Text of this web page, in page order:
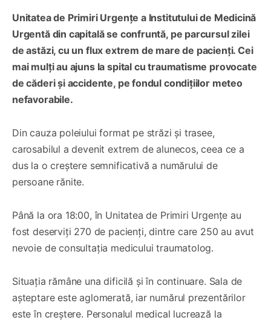
Unitatea de Primiri Urgențe a Institutului de Medicină
Urgentă din capitală se confruntă, pe parcursul zilei
de astăzi, cu un flux extrem de mare de pacienți. Cei
mai mulți au ajuns la spital cu traumatisme provocate
de căderi și accidente, pe fondul condițiilor meteo
nefavorabile.
Din cauza poleiului format pe străzi și trasee,
carosabilul a devenit extrem de alunecos, ceea ce a
dus la o creștere semnificativă a numărului de
persoane rănite.
Până la ora 18:00, în Unitatea de Primiri Urgențe au
fost deserviți 270 de pacienți, dintre care 250 au avut
nevoie de consultația medicului traumatolog.
Situația rămâne una dificilă și în continuare. Sala de
așteptare este aglomerată, iar numărul prezentărilor
este în creștere. Personalul medical lucrează la